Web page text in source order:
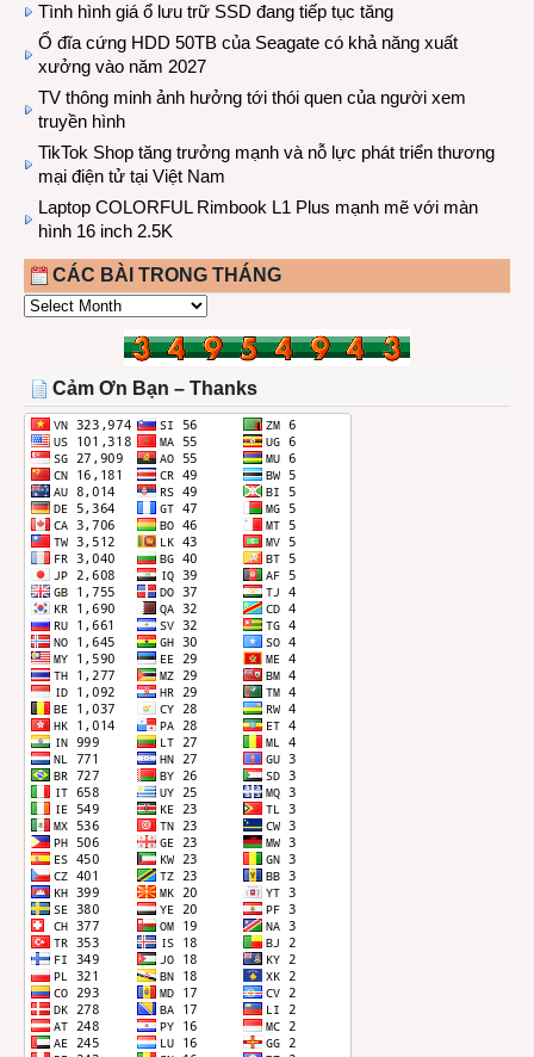
Tình hình giá ổ lưu trữ SSD đang tiếp tục tăng
Ổ đĩa cứng HDD 50TB của Seagate có khả năng xuất
xưởng vào năm 2027
TV thông minh ảnh hưởng tới thói quen của người xem
truyền hình
TikTok Shop tăng trưởng mạnh và nỗ lực phát triển thương
mại điện tử tại Việt Nam
Laptop COLORFUL Rimbook L1 Plus mạnh mẽ với màn
hình 16 inch 2.5K
CÁC BÀI TRONG THÁNG
CÁC
THÁNG
Cảm Ơn Bạn – Thanks